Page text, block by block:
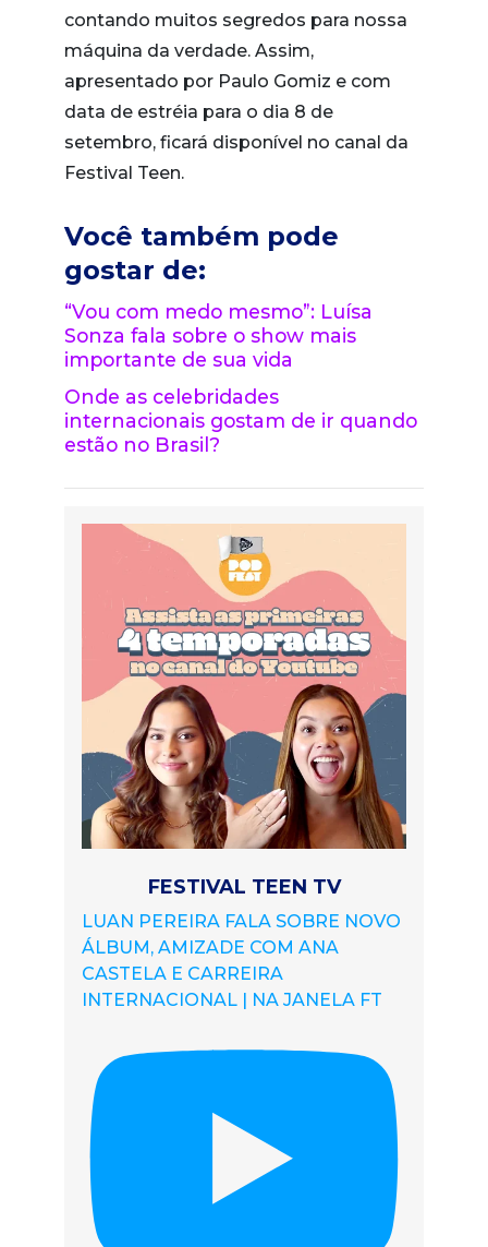
contando muitos segredos para nossa
máquina da verdade. Assim,
apresentado por Paulo Gomiz e com
data de estréia para o dia 8 de
setembro, ficará disponível no canal da
Festival Teen.
Você também pode
gostar de:
“Vou com medo mesmo”: Luísa
Sonza fala sobre o show mais
importante de sua vida
Onde as celebridades
internacionais gostam de ir quando
estão no Brasil?
FESTIVAL TEEN TV
LUAN PEREIRA FALA SOBRE NOVO
ÁLBUM, AMIZADE COM ANA
CASTELA E CARREIRA
INTERNACIONAL | NA JANELA FT